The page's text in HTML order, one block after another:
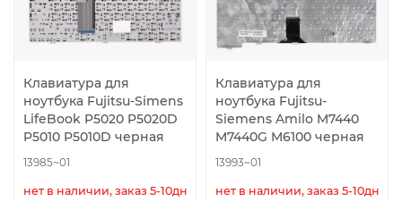
Клавиатура для
ноутбука Fujitsu-Simens
LifeBook P5020 P5020D
P5010 P5010D черная
13985~01
нет в наличии, заказ 5-10дн.
Клавиатура для
ноутбука Fujitsu-
Siemens Amilo M7440
M7440G M6100 черная
13993~01
нет в наличии, заказ 5-10дн.